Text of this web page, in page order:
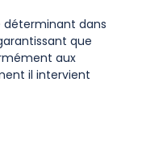
déterminant dans
que
aux
il intervient